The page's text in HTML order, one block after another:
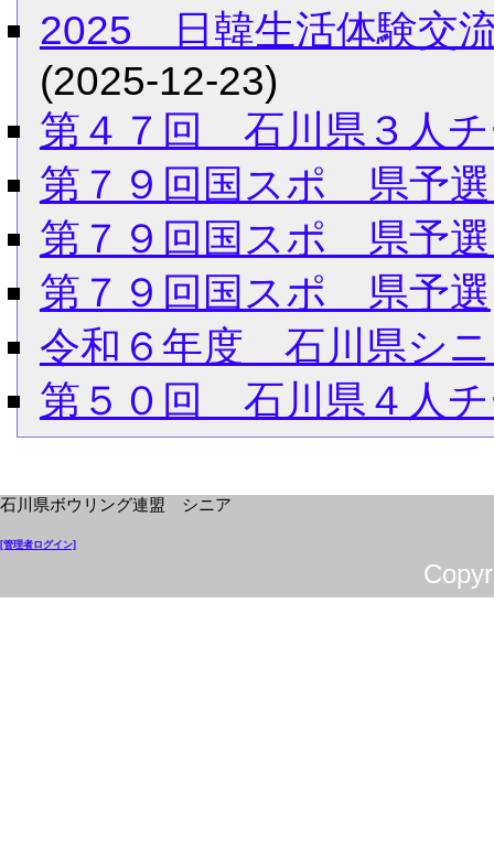
2025 日韓生活体験交
(2025-12-23)
第４７回 石川県３人チ
第７９回国スポ 県予
第７９回国スポ 県予
第７９回国スポ 県予選
令和６年度 石川県シ
第５０回 石川県４人チ
石川県ボウリング連盟 シニア
[管理者ログイン]